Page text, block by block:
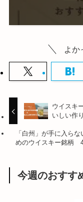
よか
ウイスキ
いしい作
「白州」が手に入ら
めのウイスキー銘柄
今週のおすす